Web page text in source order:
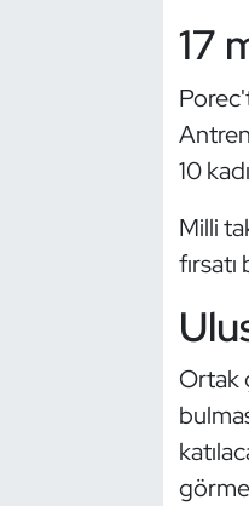
17
10
Milli
Ortak
görme
İşitme Engelli
Judo ve Kuraş